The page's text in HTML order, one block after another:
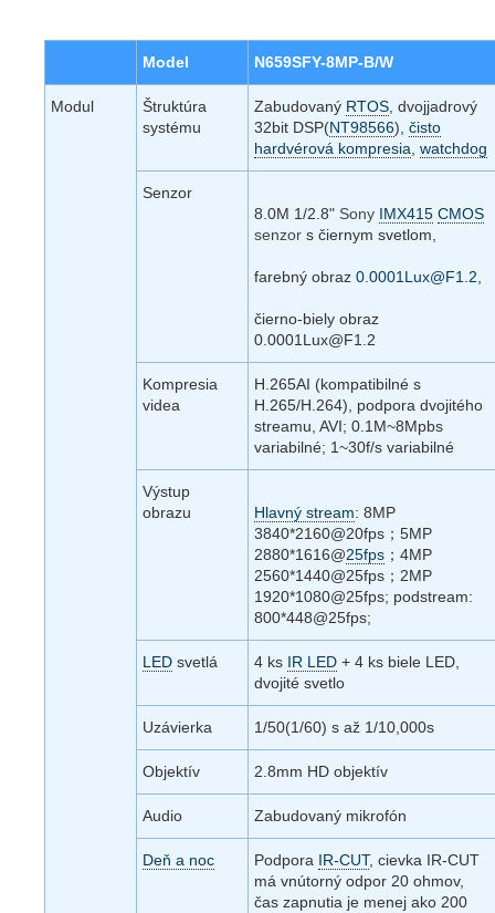
Model N659SFY-8MP-B/W
Modul
Štruktúra
systému
Zabudovaný RTOS, dvojjadrový
32bit DSP(NT98566), čisto
hardvérová kompresia, watchdog
Senzor
8.0M 1/2.8" Sony IMX415 CMOS
senzor s čiernym svetlom,
farebný obraz 0.0001Lux@F1.2,
čierno-biely obraz
0.0001Lux@F1.2
Kompresia
videa
H.265AI (kompatibilné s
H.265/H.264), podpora dvojitého
streamu, AVI; 0.1M~8Mpbs
variabilné; 1~30f/s variabilné
Výstup
obrazu
Hlavný stream: 8MP
3840*2160@20fps；5MP
2880*1616@25fps ；4MP
2560*1440@25fps；2MP
1920*1080@25fps; podstream:
800*448@25fps;
LED svetlá 4 ks IR LED + 4 ks biele LED,
dvojité svetlo
Uzávierka 1/50(1/60) s až 1/10,000s
Objektív 2.8mm HD objektív
Audio Zabudovaný mikrofón
Deň a noc Podpora IR-CUT, cievka IR-CUT
má vnútorný odpor 20 ohmov,
čas zapnutia je menej ako 200